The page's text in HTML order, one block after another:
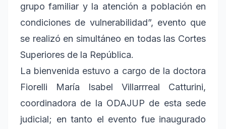
grupo familiar y la atención a población en
condiciones de vulnerabilidad”, evento que
se realizó en simultáneo en todas las Cortes
Superiores de la República.
La bienvenida estuvo a cargo de la doctora
Fiorelli María Isabel Villarrreal Catturini,
coordinadora de la ODAJUP de esta sede
judicial; en tanto el evento fue inaugurado